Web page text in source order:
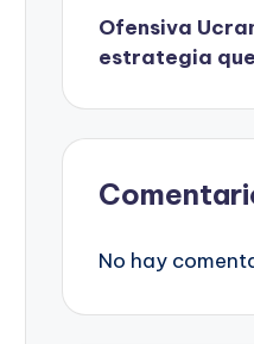
Ofensiva
estrategia
No hay